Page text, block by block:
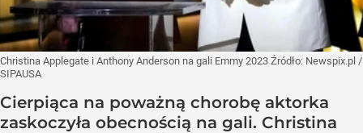
Christina Applegate i Anthony Anderson na gali Emmy 2023 Źródło: Newspix.pl /
SIPAUSA
Cierpiąca na poważną chorobę aktorka
zaskoczyła obecnością na gali. Christina